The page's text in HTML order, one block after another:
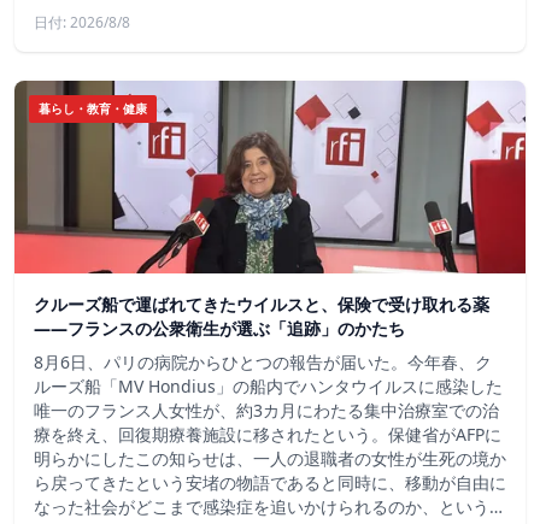
日付: 2026/8/8
暮らし・教育・健康
クルーズ船で運ばれてきたウイルスと、保険で受け取れる薬
――フランスの公衆衛生が選ぶ「追跡」のかたち
8月6日、パリの病院からひとつの報告が届いた。今年春、ク
ルーズ船「MV Hondius」の船内でハンタウイルスに感染した
唯一のフランス人女性が、約3カ月にわたる集中治療室での治
療を終え、回復期療養施設に移されたという。保健省がAFPに
明らかにしたこの知らせは、一人の退職者の女性が生死の境か
ら戻ってきたという安堵の物語であると同時に、移動が自由に
なった社会がどこまで感染症を追いかけられるのか、という…